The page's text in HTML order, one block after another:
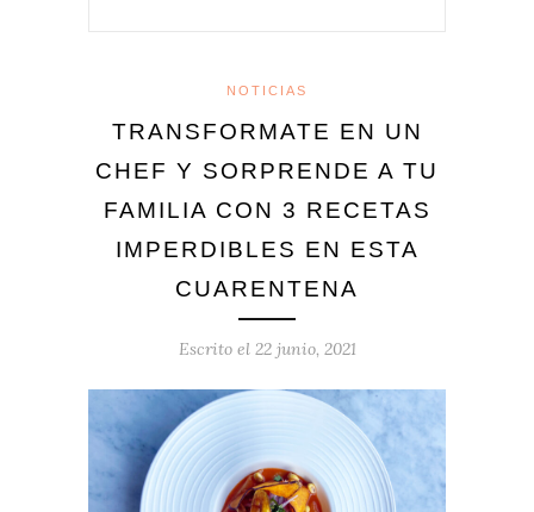
NOTICIAS
TRANSFORMATE EN UN
CHEF Y SORPRENDE A TU
FAMILIA CON 3 RECETAS
IMPERDIBLES EN ESTA
CUARENTENA
Escrito el 22 junio, 2021